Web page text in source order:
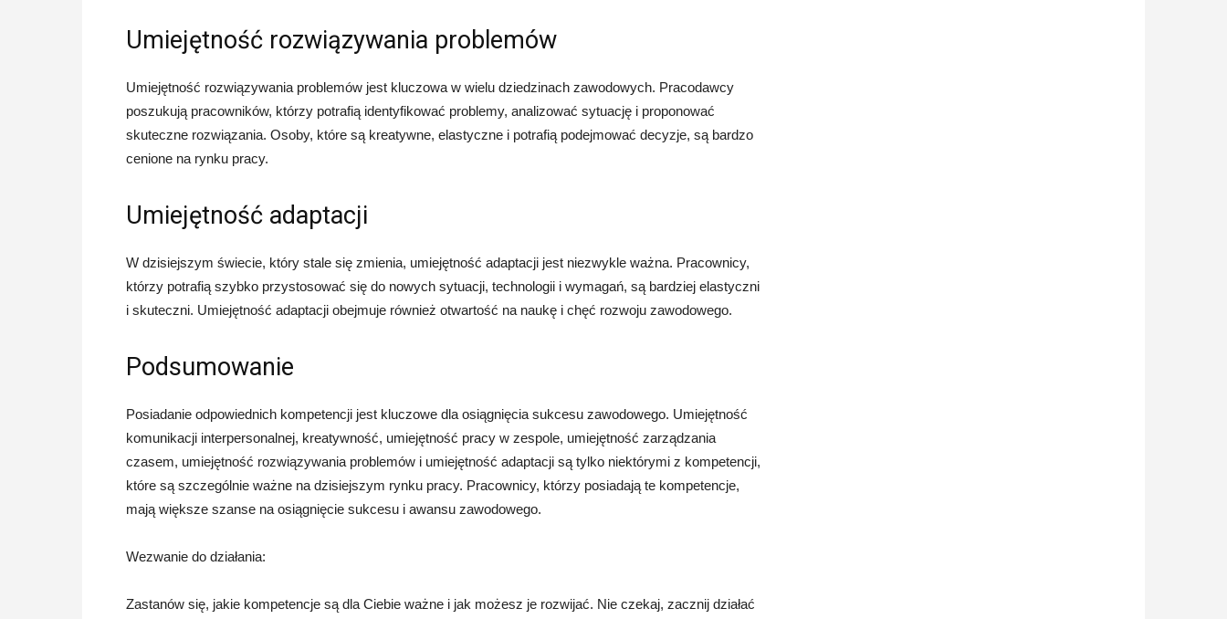
Umiejętność rozwiązywania problemów
Umiejętność rozwiązywania problemów jest kluczowa w wielu dziedzinach zawodowych. Pracodawcy
poszukują pracowników, którzy potrafią identyfikować problemy, analizować sytuację i proponować
skuteczne rozwiązania. Osoby, które są kreatywne, elastyczne i potrafią podejmować decyzje, są bardzo
cenione na rynku pracy.
Umiejętność adaptacji
W dzisiejszym świecie, który stale się zmienia, umiejętność adaptacji jest niezwykle ważna. Pracownicy,
którzy potrafią szybko przystosować się do nowych sytuacji, technologii i wymagań, są bardziej elastyczni
i skuteczni. Umiejętność adaptacji obejmuje również otwartość na naukę i chęć rozwoju zawodowego.
Podsumowanie
Posiadanie odpowiednich kompetencji jest kluczowe dla osiągnięcia sukcesu zawodowego. Umiejętność
komunikacji interpersonalnej, kreatywność, umiejętność pracy w zespole, umiejętność zarządzania
czasem, umiejętność rozwiązywania problemów i umiejętność adaptacji są tylko niektórymi z kompetencji,
które są szczególnie ważne na dzisiejszym rynku pracy. Pracownicy, którzy posiadają te kompetencje,
mają większe szanse na osiągnięcie sukcesu i awansu zawodowego.
Wezwanie do działania:
Zastanów się, jakie kompetencje są dla Ciebie ważne i jak możesz je rozwijać. Nie czekaj, zacznij działać